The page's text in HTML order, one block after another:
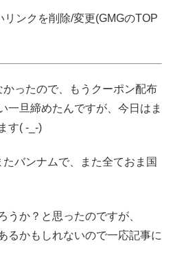
ンクを削除/変更(GMGのTOP
ったので、もうクーポン配布
一旦締めたんですが、今日はま
す( -_-)
バンナムで、また全ておま国
うか？と思ったのですが、
るかもしれないので一応記事に